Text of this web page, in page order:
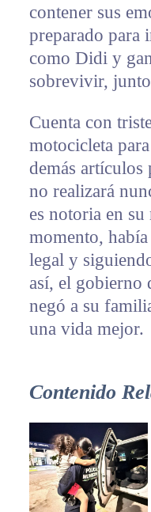
contener sus
preparado para
como Didi y
sobrevivir,
Cuenta con
motocicleta
demás artículos
no realizará
es notoria en su
momento,
legal y
así, el gobierno
negó a su
una vida mejor.
Contenido